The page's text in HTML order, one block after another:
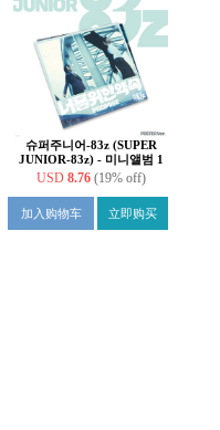
슈퍼주니어-83z (SUPER
JUNIOR-83z) - 미니앨범 1
집 : 너를 위한 약속
(Promise) [Poster Ver.]
USD 8.76 (19% off)
加入购物车 立即购买